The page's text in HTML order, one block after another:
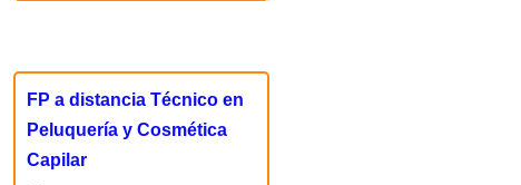
FP a distancia Técnico en
Peluquería y Cosmética
Capilar